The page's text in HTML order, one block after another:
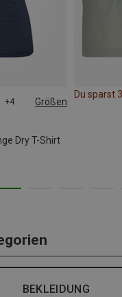
+4 Größen
Dry T-Shirt
XXL
Du sparst
BEKLEIDUNG